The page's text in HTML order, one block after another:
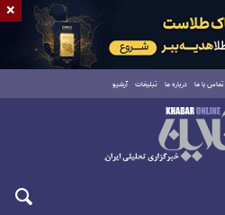
تماس با ما درباره ما تبلیغات آرشیو
×